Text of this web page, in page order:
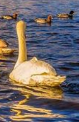
stemmen op de
sterker maken
maan wordt
terwijl de
beginnen en het
af te stemmen
met de cycli van
ervaren een